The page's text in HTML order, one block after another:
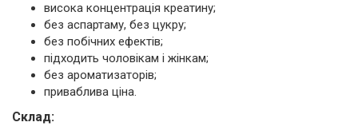
висока концентрація креатину;
без аспартаму, без цукру;
без побічних ефектів;
підходить чоловікам і жінкам;
без ароматизаторів;
приваблива ціна.
Склад: